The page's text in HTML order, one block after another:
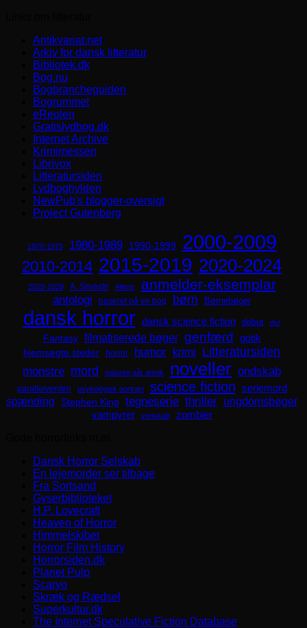
Antikvariat.net
Arkiv for dansk litteratur
Bibliotek.dk
Bog.nu
Bogbrancheguiden
Bogrummet
eReolen
Gratislydbog.dk
Internet Archive
Krimimessen
Librivox
Litteratursiden
Lydboghylden
NewPub's blogger-oversigt
Project Gutenberg
1970-1979 1980-1989 1990-1999 2000-2009
2010-2014 2015-2019 2020-2024
2025-2029 A. Silvestri Aliens anmelder-eksemplar
antologi baseret på en bog børn Børnebøger
dansk horror dansk science fiction debut dyr
Fantasy filmatiserede bøger genfærd
gotik
hjemsøgte steder
horror humor krimi Litteratursiden
monstre mord naturen går amok noveller ondskab
parallelverden psykologisk portræt science fiction seriemord
spænding Stephen King tegneserie thriller ungdomsbøger
vampyrer venskab
zombier
Dansk Horror Selskab
En lejemorder ser tilbage
Fra Sortsand
Gyserbiblioteket
H.P. Lovecraft
Heaven of Horror
Himmelskibet
Horror Film History
Horrorsiden.dk
Planet Pulp
Scaryo
Skræk og Rædsel
Superkultur.dk
The Internet Speculative Fiction Database